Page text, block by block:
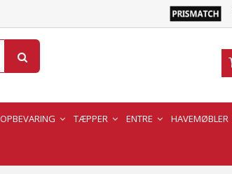
OPBEVARING TÆPPER ENTRE HAVEMØBLER